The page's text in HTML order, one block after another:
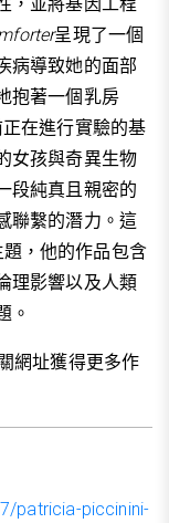
，並將基因工程
呈現了一個
病導致她的面部
抱著一個乳房
在進行實驗的基
女孩與奇異生物
段純真且親密的
聯繫的潛力。這
，他的作品包含
理影響以及人類
。
網址獲得更多作
patricia-piccinini-